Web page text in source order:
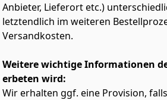
Anbieter, Lieferort etc.)
letztendlich im weiteren
Versandkosten.
Weitere wichtige Informationen
erbeten wird:
Wir erhalten ggf. eine Provision,